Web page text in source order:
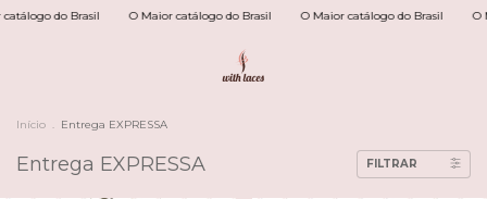
do Brasil O Maior catálogo do Brasil O Maior catálogo do Brasil O
Início . Entrega EXPRESSA
Entrega EXPRESSA FILTRAR